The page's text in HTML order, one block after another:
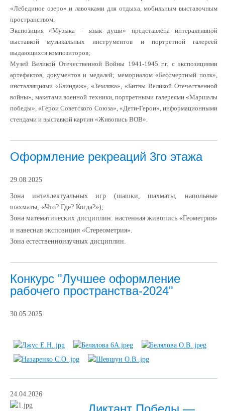
«Лебединое озеро» и лавочками для отдыха, мобильным выставочным
пространством.
Экспозиция «Музыка – язык души» представлена интерактивной
выставкой музыкальных инструментов и портретной галереей
выдающихся композиторов;
Музей Великой Отечественной Войны 1941-1945 г.г. с экспозициями
артефактов, документов и медалей; мемориалом «Бессмертный полк»,
инсталляциями «Блиндаж», «Земляка», «Битвы Великой Отечественной
войны», макетами военной техники, портретными галереями «Маршалы
победы», «Герои Советского Союза», «Дети-Герои», информационными
стендами и выставкой картин «Живопись ВОВ».
Оформление рекреаций 3го этажа
29.08.2025
Зона интеллектуальных игр (шашки, шахматы, напольные
шахматы, «Что? Где? Когда?»);
Зона математических дисциплин: настенная живопись «Геометрия»
и навесная экспозиция «Стереометрия».
Зона естественнонаучных дисциплин.
Конкурс "Лучшее оформление
рабочего пространства-2024"
30.05.2025
24.04.2026